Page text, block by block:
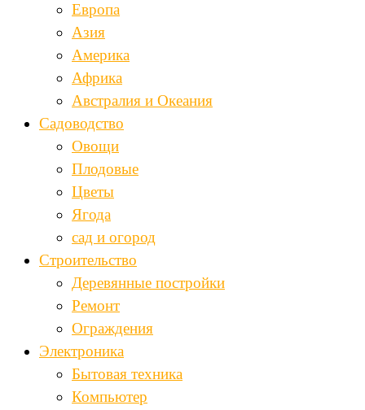
Европа
Азия
Америка
Африка
Австралия и Океания
Садоводство
Овощи
Плодовые
Цветы
Ягода
сад и огород
Строительство
Деревянные постройки
Ремонт
Ограждения
Электроника
Бытовая техника
Компьютер